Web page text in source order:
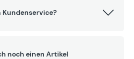
Kundenservice?
noch einen Artikel